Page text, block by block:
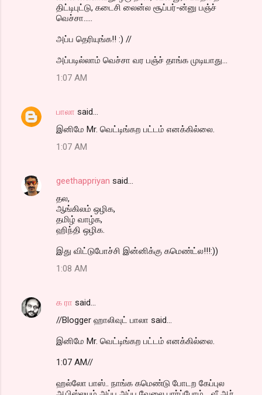
திட்டிபுட்டு, கடைசி லைன்ல சூப்பர்-ன்னு பஞ்ச்
வெச்சா.....
அப்ப தெரியுங்க!! :) //
அப்படில்லாம் வெச்சா வர பஞ்ச் தாங்க முடியாது...
1:07 AM
பாலா said…
இனிமே Mr. வெட்டிங்கற பட்டம் எனக்கில்லை.
1:07 AM
geethappriyan said…
தல,
ஆங்கிலம் ஒழிக,
தமிழ் வாழ்க,
ஹிந்தி ஒழிக.
இது விட்டுபோச்சி இன்னிக்கு கமெண்ட்ல!!!:))
1:08 AM
க ரா said…
//Blogger ஹாலிவுட் பாலா said...
இனிமே Mr. வெட்டிங்கற பட்டம் எனக்கில்லை.
1:07 AM//
ஹல்லோ பாஸ்.. நாங்க கமெண்டு போடற கேப்புல